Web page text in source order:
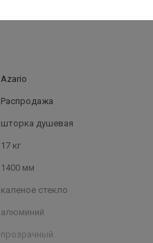
Azario
Распродажа
шторка душевая
17 кг
1400 мм
каленое стекло
алюминий
прозрачный